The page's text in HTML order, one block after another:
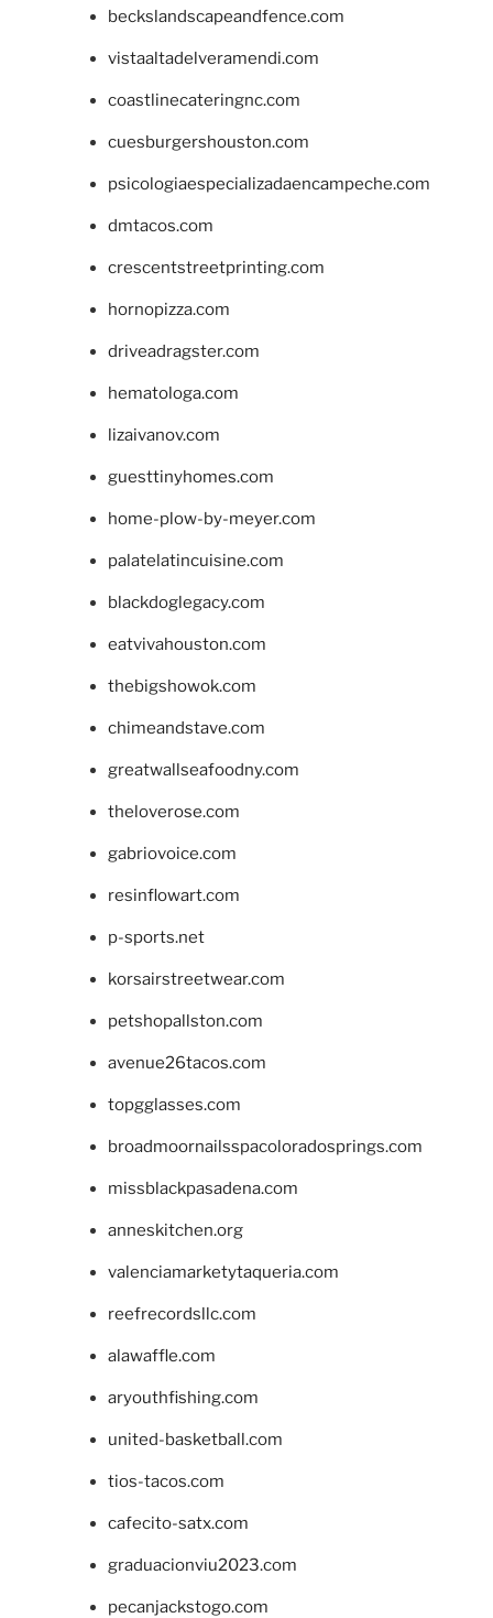
beckslandscapeandfence.com
vistaaltadelveramendi.com
coastlinecateringnc.com
cuesburgershouston.com
psicologiaespecializadaencampeche.com
dmtacos.com
crescentstreetprinting.com
hornopizza.com
driveadragster.com
hematologa.com
lizaivanov.com
guesttinyhomes.com
home-plow-by-meyer.com
palatelatincuisine.com
blackdoglegacy.com
eatvivahouston.com
thebigshowok.com
chimeandstave.com
greatwallseafoodny.com
theloverose.com
gabriovoice.com
resinflowart.com
p-sports.net
korsairstreetwear.com
petshopallston.com
avenue26tacos.com
topgglasses.com
broadmoornailsspacoloradosprings.com
missblackpasadena.com
anneskitchen.org
valenciamarketytaqueria.com
reefrecordsllc.com
alawaffle.com
aryouthfishing.com
united-basketball.com
tios-tacos.com
cafecito-satx.com
graduacionviu2023.com
pecanjackstogo.com